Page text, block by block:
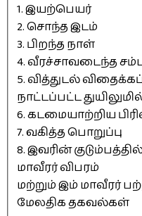
1. இயற்பெயர்
2. சொந்த இடம்
3. பிறந்த நாள்
4. வீரச்சாவடைந்த
5. வித்துடல்
நாட்டப்பட்ட
6. கடமையாற்றிய
7. வகித்த பொறுப்பு
8. இவரின்
மாவீரர் விபரம்
மற்றும் இம் மாவீரர்
மேலதிக தகவல்கள்